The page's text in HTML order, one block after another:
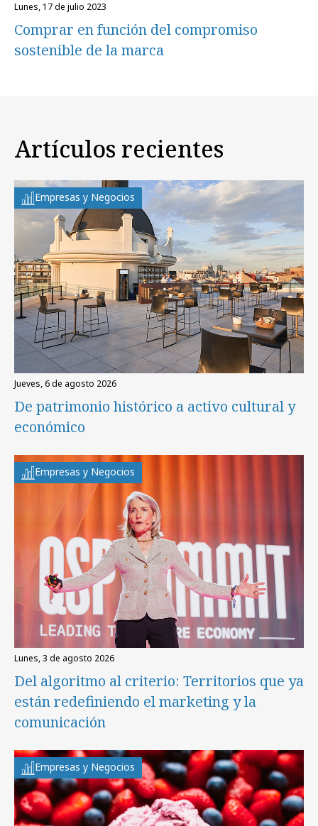
lunes, 17 de julio 2023
Comprar en función del compromiso
sostenible de la marca
Artículos recientes
Empresas y Negocios
jueves, 6 de agosto 2026
De patrimonio histórico a activo cultural y
económico
Empresas y Negocios
lunes, 3 de agosto 2026
Del algoritmo al criterio: Territorios que ya
están redefiniendo el marketing y la
comunicación
Empresas y Negocios